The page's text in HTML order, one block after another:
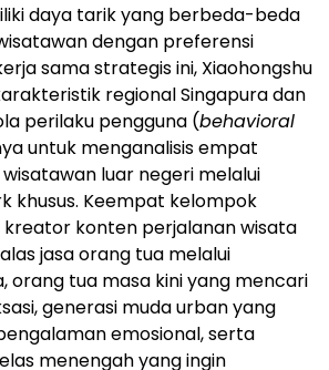
daya tarik yang berbeda-beda
dengan preferensi
sama strategis ini, Xiaohongshu
regional Singapura dan
perilaku pengguna (behavioral
untuk menganalisis empat
luar negeri melalui
khusus. Keempat kelompok
konten perjalanan wisata
jasa orang tua melalui
orang tua masa kini yang mencari
generasi muda urban yang
emosional, serta
menengah yang ingin